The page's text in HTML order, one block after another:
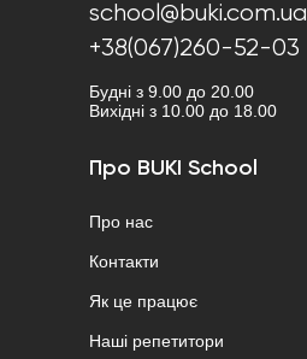
school@buki.com.ua
+38(067)260-52-03
Будні з 9.00 до 20.00
Вихідні з 10.00 до 18.00
Про BUKI School
Про нас
Контакти
Як це працює
Наші репетитори